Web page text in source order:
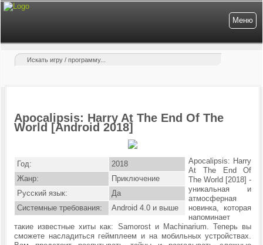
Меню
Apocalipsis: Harry At The End Of The
World [Android 2018]
Год:
2018
Жанр:
Приключение
Русский язык:
Да
Системные требования:
Android 4.0 и выше
Apocalipsis: Harry
At The End Of
The World [2018] -
уникальная и
атмосферная
новинка, которая
напоминает
такие известные хиты как: Samorost и Machinarium. Теперь вы
сможете насладиться геймплеем и на мобильных устройствах.